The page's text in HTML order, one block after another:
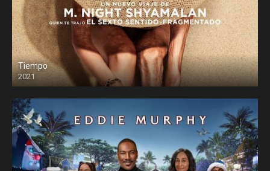
Tiempo
2021